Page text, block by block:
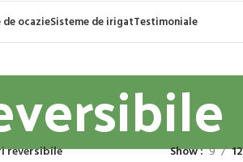
ocazieSisteme de irigatTestimoniale
reversibile Show 9 12